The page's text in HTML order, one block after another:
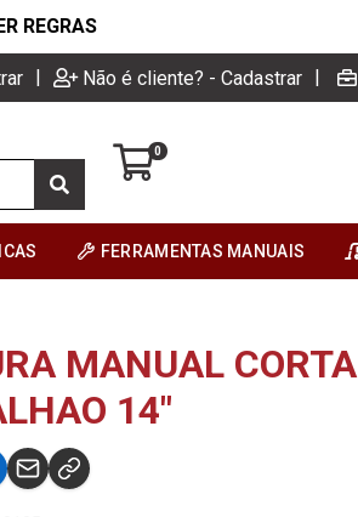
REGRAS
| Não é cliente? - Cadastrar |
0
FERRAMENTAS MANUAIS
MANUAL CORTA
14"